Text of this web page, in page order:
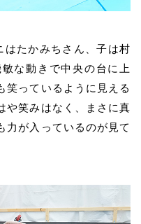
はたかみちさん、子は村
な動きで中央の台に上
笑っているように見える
や笑みはなく、まさに真
力が入っているのが見て